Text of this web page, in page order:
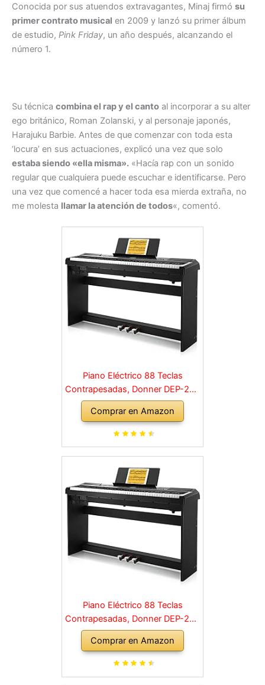
Conocida por sus atuendos extravagantes, Minaj firmó su
primer contrato musical en 2009 y lanzó su primer álbum
de estudio, Pink Friday, un año después, alcanzando el
número 1.
Su técnica combina el rap y el canto al incorporar a su alter
ego británico, Roman Zolanski, y al personaje japonés,
Harajuku Barbie. Antes de que comenzar con toda esta
‘locura’ en sus actuaciones, explicó una vez que solo
estaba siendo «ella misma». «Hacía rap con un sonido
regular que cualquiera puede escuchar e identificarse. Pero
una vez que comencé a hacer toda esa mierda extraña, no
me molesta llamar la atención de todos«, comentó.
Piano Eléctrico 88 Teclas
Contrapesadas, Donner DEP-20S
Piano Digital 88 Teclas con
Soporte y 3 Pedal para
Principiante, retro, negro
Comprar en Amazon
Piano Eléctrico 88 Teclas
Contrapesadas, Donner DEP-20S
Piano Digital 88 Teclas con
Soporte y 3 Pedal para
Principiante, retro, negro
Comprar en Amazon